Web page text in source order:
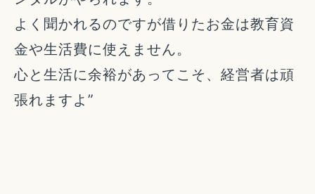
よく聞かれるのですが借りたお金は教育資
金や生活費に使えません。
心と生活に余裕があってこそ、経営者は頑
張れますよ”